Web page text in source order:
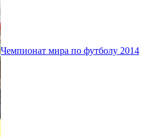
Чемпионат мира по футболу 2014